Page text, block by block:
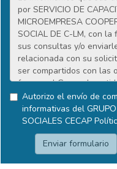
Autorizo el envío de
informativas del
SOCIALES CECAP